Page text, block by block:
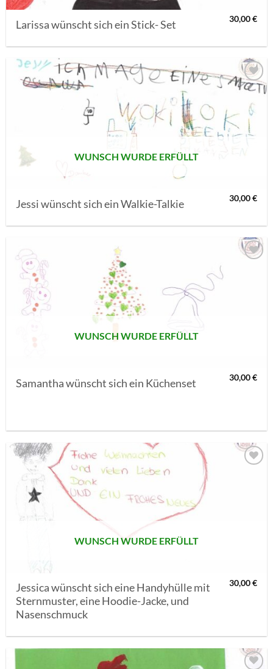
Larissa wünscht sich ein Stick- Set 30,00€
AUF MEINE
SETZEN
WUNSCH WURDE ERFÜLLT
Jessi wünscht sich ein Walkie-Talkie 30,00€
AUF MEINE
MERKLISTE
WUNSCH WURDE ERFÜLLT
Samantha wünscht sich ein Küchenset 30,00€
WUNSCH WURDE ERFÜLLT
Jessica wünscht sich eine Handyhülle mit
Sternmuster, eine Hoodie-Jacke, und
Nasenschmuck
30,00€